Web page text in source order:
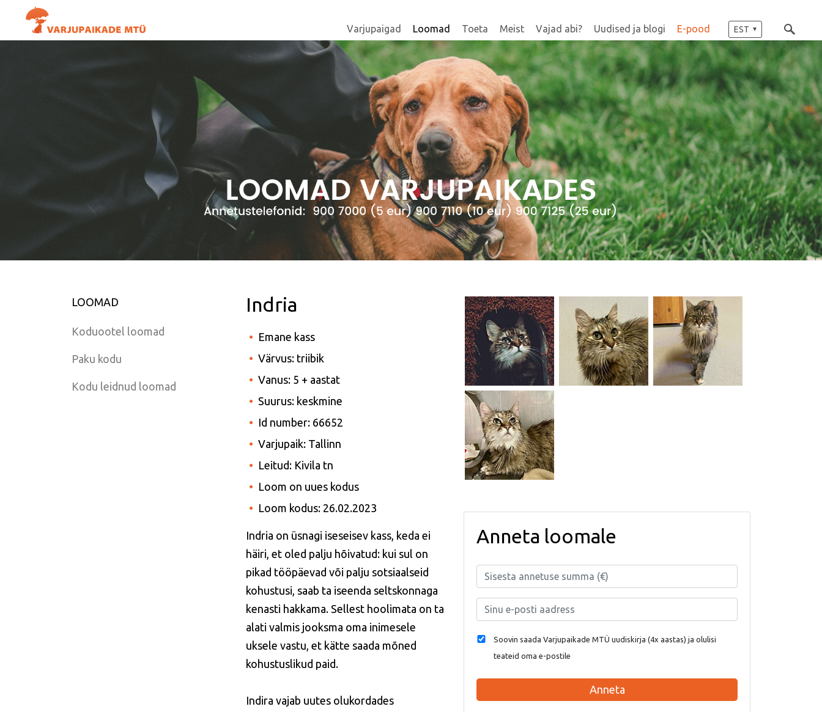
Varjupaigad Loomad Toeta Meist Vajad abi? Uudised ja blogi E-pood EST
LOOMAD
Koduootel loomad
Paku kodu
Kodu leidnud loomad
Indria
Emane kass
Värvus: triibik
Vanus: 5 + aastat
Suurus: keskmine
Id number: 66652
Varjupaik: Tallinn
Leitud: Kivila tn
Loom on uues kodus
Loom kodus: 26.02.2023
Indria on üsnagi iseseisev kass, keda ei
häiri, et oled palju hõivatud: kui sul on
pikad tööpäevad või palju sotsiaalseid
kohustusi, saab ta iseenda seltskonnaga
kenasti hakkama. Sellest hoolimata on ta
alati valmis jooksma oma inimesele
uksele vastu, et kätte saada mõned
kohustuslikud paid.
Indira vajab uutes olukordades
Anneta loomale
Soovin saada Varjupaikade MTÜ uudiskirja (4x aastas) ja olulisi
teateid oma e-postile
Anneta